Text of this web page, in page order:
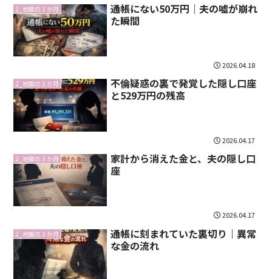
2_地獄の３か月
通帳にない50万円｜夫の嘘が崩れ
た瞬間
2026.04.18
2_地獄の３か月
不倫疑惑の裏で発覚した隠し口座
と529万円の残高
2026.04.17
2_地獄の３か月
家計から消えた金と、夫の隠し口
座
2026.04.17
2_地獄の３か月
通帳に刻まれていた裏切り｜異常
な金の流れ